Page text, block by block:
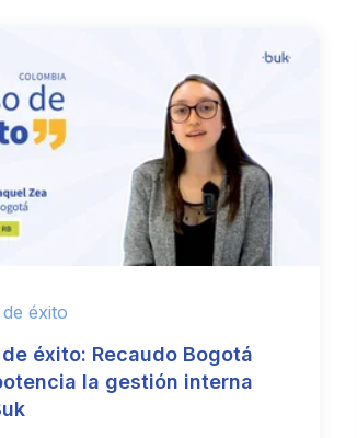
éxito
éxito: Recaudo Bogotá
la gestión interna